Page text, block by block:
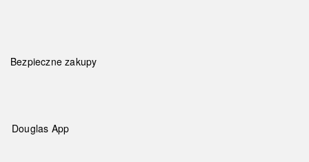
Bezpieczne zakupy
Douglas App